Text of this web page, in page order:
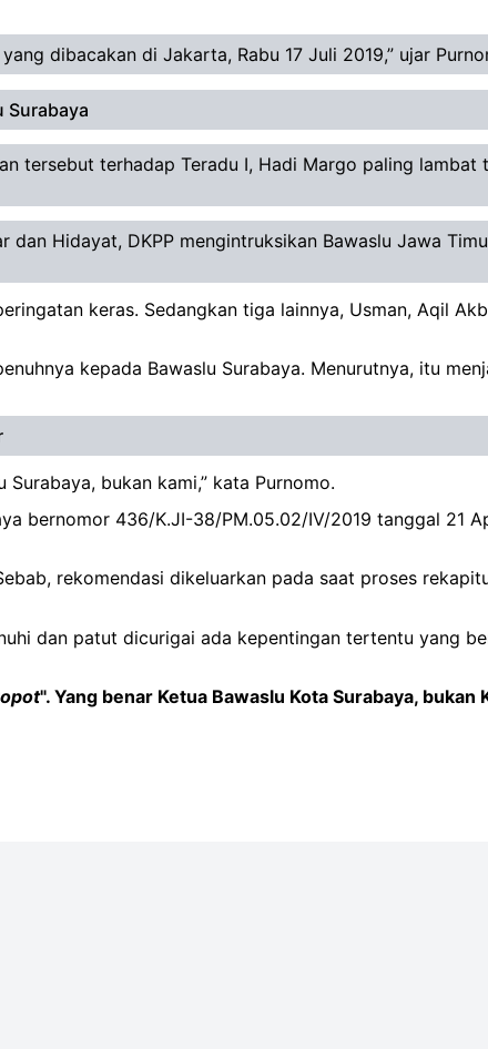
dibacakan di Jakarta, Rabu 17 Juli 2019,” ujar
Surabaya
tersebut terhadap Teradu I, Hadi Margo paling lambat
Hidayat, DKPP mengintruksikan Bawaslu Jawa
keras. Sedangkan tiga lainnya, Usman, Aqil
kepada Bawaslu Surabaya. Menurutnya, itu
bukan kami,” kata Purnomo.
bernomor 436/K.JI-38/PM.05.02/IV/2019 tanggal 21
rekomendasi dikeluarkan pada saat proses
dan patut dicurigai ada kepentingan tertentu yang
". Yang benar Ketua Bawaslu Kota Surabaya, bukan